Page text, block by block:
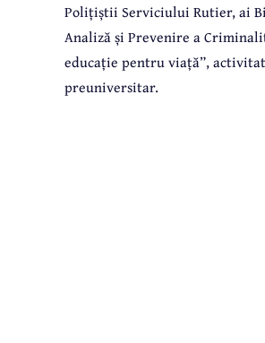
Polițiștii Serviciului Rutier, ai
Analiză și Prevenire a
educație pentru viață”,
preuniversitar.